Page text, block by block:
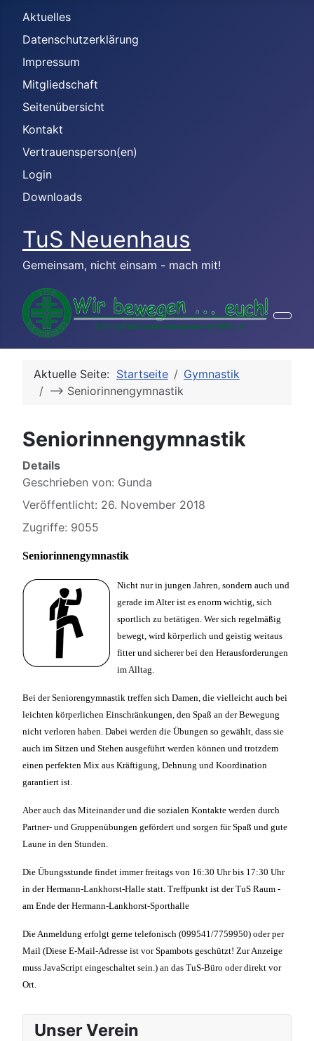
Aktuelles
Datenschutzerklärung
Impressum
Mitgliedschaft
Seitenübersicht
Kontakt
Vertrauensperson(en)
Login
Downloads
TuS Neuenhaus
Gemeinsam, nicht einsam - mach mit!
Unser Verein
Aktuelle Seite: Startseite
Gymnastik
--> Seniorinnengymnastik
Seniorinnengymnastik
Details
Geschrieben von: Gunda
Veröffentlicht: 26. November 2018
Zugriffe: 9055
Seniorinnengymnastik
Nicht nur in jungen Jahren, sondern auch und
gerade im Alter ist es enorm wichtig, sich
sportlich zu betätigen. Wer sich regelmäßig
bewegt, wird körperlich und geistig weitaus
fitter und sicherer bei den Herausforderungen
im Alltag.
Bei der Seniorengymnastik treffen sich Damen, die vielleicht auch bei
leichten körperlichen Einschränkungen, den Spaß an der Bewegung
nicht verloren haben. Dabei werden die Übungen so gewählt, dass sie
auch im Sitzen und Stehen ausgeführt werden können und trotzdem
einen perfekten Mix aus Kräftigung, Dehnung und Koordination
garantiert ist.
Aber auch das Miteinander und die sozialen Kontakte werden durch
Partner- und Gruppenübungen gefördert und sorgen für Spaß und gute
Laune in den Stunden.
Die Übungsstunde findet immer freitags von 16:30 Uhr bis 17:30 Uhr
in der Hermann-Lankhorst-Halle statt. Treffpunkt ist der TuS Raum -
am Ende der Hermann-Lankhorst-Sporthalle
Die Anmeldung erfolgt gerne telefonisch (099541/7759950) oder per
Mail (Diese E-Mail-Adresse ist vor Spambots geschützt! Zur Anzeige
muss JavaScript eingeschaltet sein. ) an das TuS-Büro oder direkt vor
Ort.